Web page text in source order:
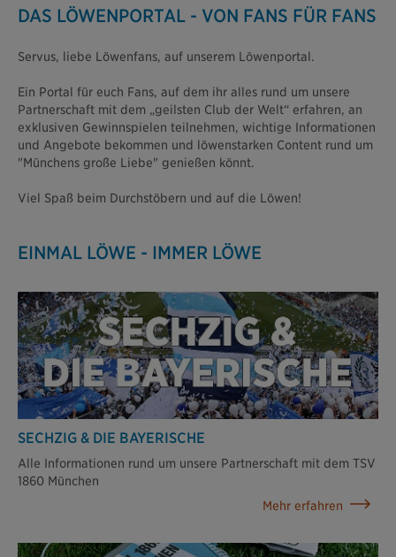
DAS LÖWENPORTAL - VON FANS FÜR FANS
Servus, liebe Löwenfans, auf unserem Löwenportal.
Ein Portal für euch Fans, auf dem ihr alles rund um unsere
Partnerschaft mit dem „geilsten Club der Welt“ erfahren, an
exklusiven Gewinnspielen teilnehmen, wichtige Informationen
und Angebote bekommen und löwenstarken Content rund um
"Münchens große Liebe" genießen könnt.
Viel Spaß beim Durchstöbern und auf die Löwen!
EINMAL LÖWE - IMMER LÖWE
SECHZIG & DIE BAYERISCHE
Alle Informationen rund um unsere Partnerschaft mit dem TSV
1860 München
Mehr erfahren